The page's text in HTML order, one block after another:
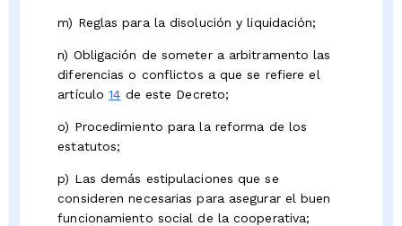
m) Reglas para la disolución y liquidación;
n) Obligación de someter a arbitramento las
diferencias o conflictos a que se refiere el
artículo14 de este Decreto;
o) Procedimiento para la reforma de los
estatutos;
p) Las demás estipulaciones que se
consideren necesarias para asegurar el buen
funcionamiento social de la cooperativa;